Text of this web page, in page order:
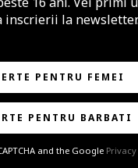
inscrierii la
PENTRU FEMEI
PENTRU BARBATI
and the Google